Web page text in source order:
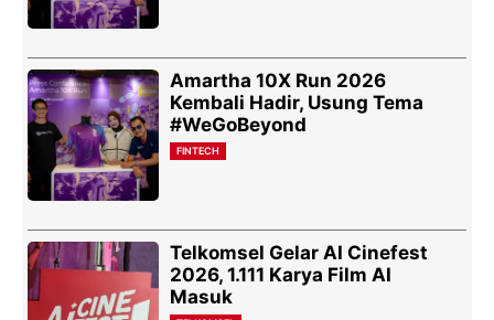
Amartha 10X Run 2026
Kembali Hadir, Usung Tema
#WeGoBeyond
FINTECH
Telkomsel Gelar AI Cinefest
2026, 1.111 Karya Film AI
Masuk